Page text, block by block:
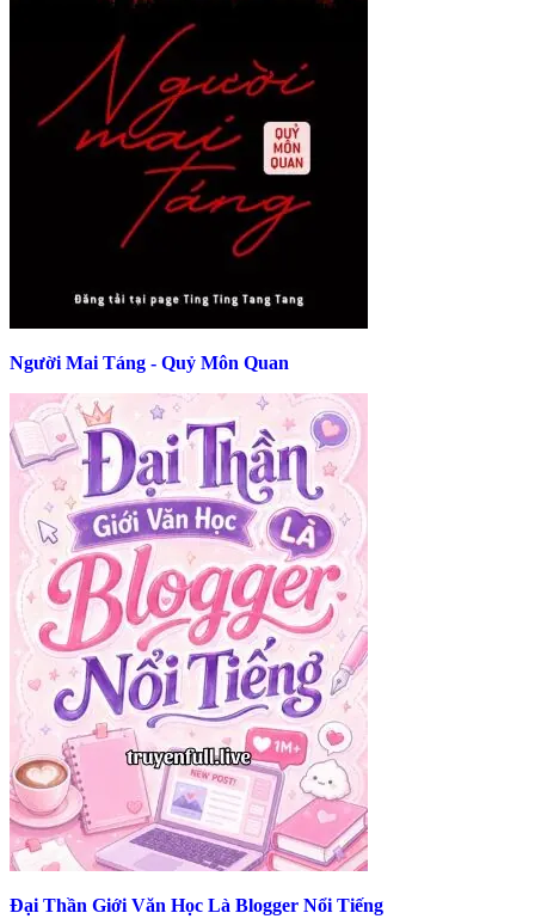
Người Mai Táng - Quỷ Môn Quan
Đại Thần Giới Văn Học Là Blogger Nổi Tiếng